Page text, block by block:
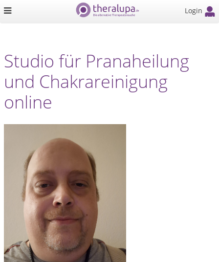
Login
Studio für Pranaheilung
und Chakrareinigung
online